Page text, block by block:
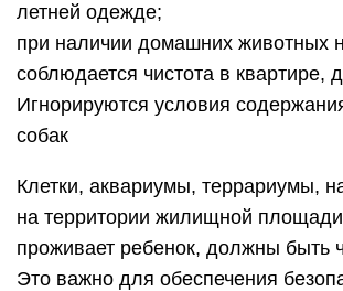
летней одежде;
при наличии домашних животных
соблюдается чистота в квартире,
Игнорируются условия
собак
Клетки, аквариумы, террариумы,
на территории жилищной
проживает ребенок, должны быть
Это важно для обеспечения